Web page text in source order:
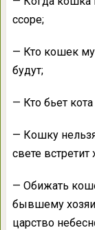
ссоре;
— Кто кошек
будут;
— Кто бьет
— Кошку
свете встретит
— Обижать
бывшему
царство